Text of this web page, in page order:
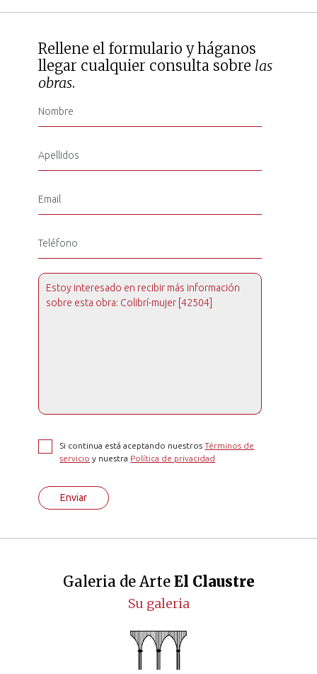
Rellene el formulario y háganos
llegar cualquier consulta sobre las
obras.
Si continua está aceptando nuestrosTérminos de
servicio y nuestra Política de privacidad
Enviar
Galeria de Arte El Claustre
Su galeria